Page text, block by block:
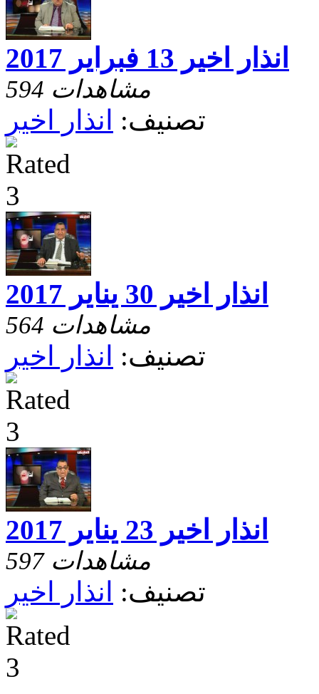
انذار اخير 13 فبراير 2017
594 مشاهدات
تصنيف: انذار اخير
انذار اخير 30 يناير 2017
564 مشاهدات
تصنيف: انذار اخير
انذار اخير 23 يناير 2017
597 مشاهدات
تصنيف: انذار اخير